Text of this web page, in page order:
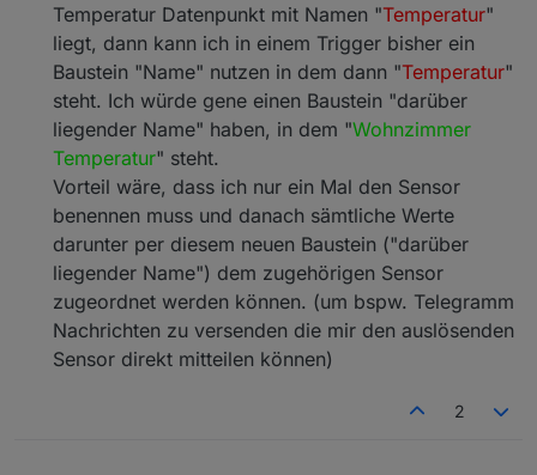
Temperatur Datenpunkt mit Namen "Temperatur"
liegt, dann kann ich in einem Trigger bisher ein
Baustein "Name" nutzen in dem dann "Temperatur"
steht. Ich würde gene einen Baustein "darüber
liegender Name" haben, in dem "Wohnzimmer
Temperatur" steht.
Vorteil wäre, dass ich nur ein Mal den Sensor
benennen muss und danach sämtliche Werte
darunter per diesem neuen Baustein ("darüber
liegender Name") dem zugehörigen Sensor
zugeordnet werden können. (um bspw. Telegramm
Nachrichten zu versenden die mir den auslösenden
Sensor direkt mitteilen können)
2